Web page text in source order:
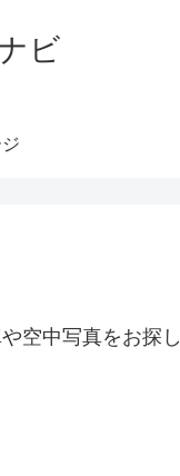
ビ
空中写真をお探し